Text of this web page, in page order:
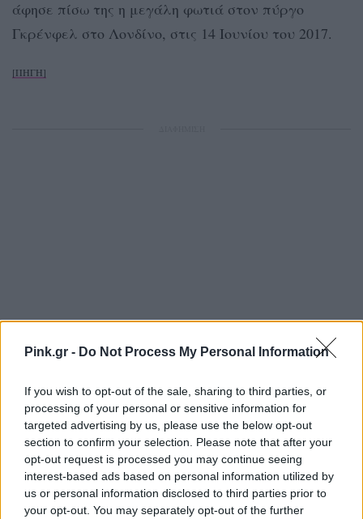
Pink.gr - Do Not Process My Personal Information
If you wish to opt-out of the sale, sharing to third parties, or
processing of your personal or sensitive information for
targeted advertising by us, please use the below opt-out
section to confirm your selection. Please note that after your
opt-out request is processed you may continue seeing
interest-based ads based on personal information utilized by
us or personal information disclosed to third parties prior to
your opt-out. You may separately opt-out of the further
άφησε πίσω της η μεγάλη φωτιά στον πύργο
Γκρένφελ στο Λονδίνο, στις 14 Ιουνίου του 2017.
[ΠΗΓΗ]